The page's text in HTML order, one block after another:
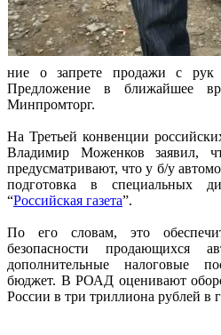
ние о запрете продажи с рук
Предложение в ближайшее
Минпромторг.
На Третьей конвенции
Владимир Моженков заявил,
предусматривают, что у б/у
подготовка в специальных
“Российская газета”.
По его словам, это
безопасности
дополнительные налоговые
бюджет. В РОАД оценивают
России в три триллиона рублей в